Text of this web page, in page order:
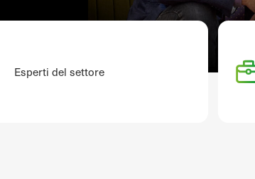
Esperti del settore